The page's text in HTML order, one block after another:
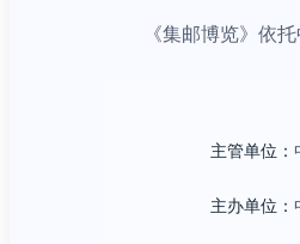
《集邮博览》依
主管单位：
主办单位：